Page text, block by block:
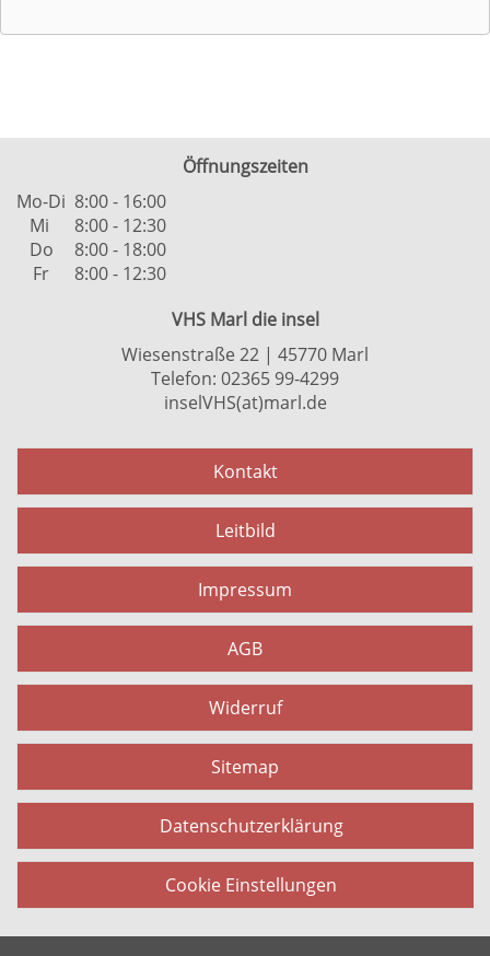
Öffnungszeiten
Mo-Di 8:00 - 16:00
Mi
8:00 - 12:30
Do
8:00 - 18:00
Fr
8:00 - 12:30
VHS Marl die insel
Wiesenstraße 22 | 45770 Marl
Telefon: 02365 99-4299
inselVHS(at)marl.de
Kontakt
Leitbild
Impressum
AGB
Widerruf
Sitemap
Datenschutzerklärung
Cookie Einstellungen